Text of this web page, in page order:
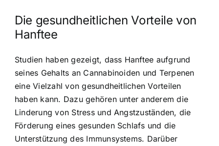
Die gesundheitlichen Vorteile von
Hanftee
Studien haben gezeigt, dass Hanftee aufgrund
seines Gehalts an Cannabinoiden und Terpenen
eine Vielzahl von gesundheitlichen Vorteilen
haben kann. Dazu gehören unter anderem die
Linderung von Stress und Angstzuständen, die
Förderung eines gesunden Schlafs und die
Unterstützung des Immunsystems. Darüber